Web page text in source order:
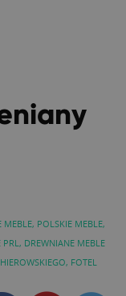
MEBLE, POLSKIE MEBLE,
PRL, DREWNIANE MEBLE
, FOTEL